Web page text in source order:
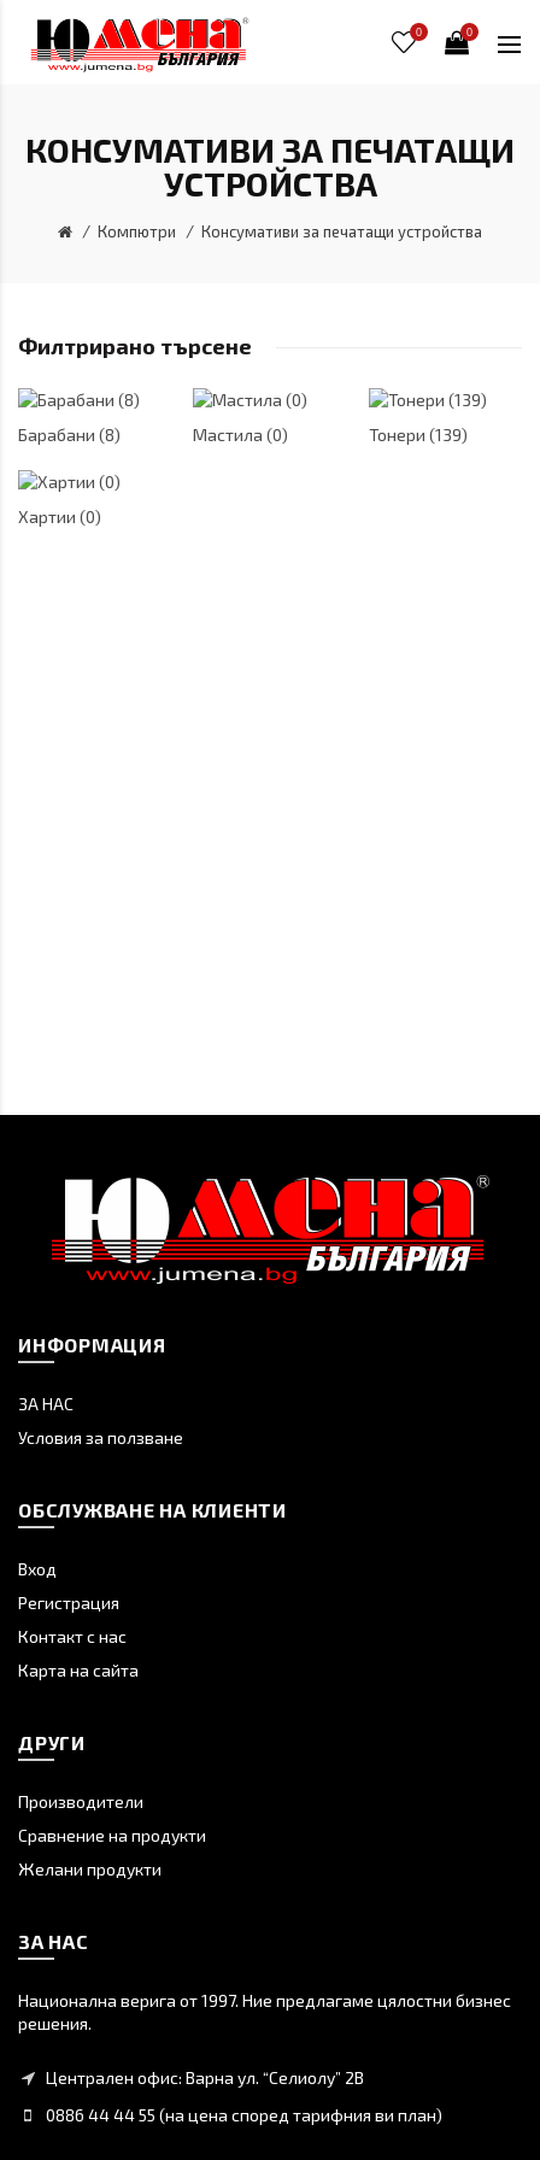
0 0
КОНСУМАТИВИ ЗА ПЕЧАТАЩИ
УСТРОЙСТВА
Компютри Консумативи за печатащи устройства
Филтрирано търсене
Барабани (8) Мастила (0) Тонери (139)
Хартии (0)
ИНФОРМАЦИЯ
ЗА НАС
Условия за ползване
ОБСЛУЖВАНЕ НА КЛИЕНТИ
Вход
Регистрация
Контакт с нас
Карта на сайта
ДРУГИ
Производители
Сравнение на продукти
Желани продукти
ЗА НАС
Национална верига от 1997. Ние предлагаме цялостни бизнес
решения.
Централен офис: Варна ул. “Селиолу” 2В
0886 44 44 55 (на цена според тарифния ви план)